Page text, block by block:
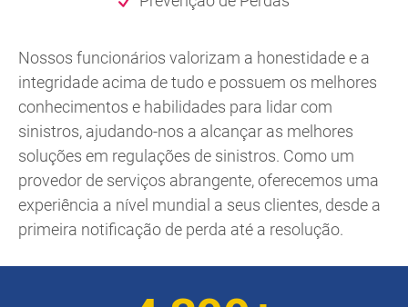
Nossos funcionários valorizam a honestidade e a
integridade acima de tudo e possuem os melhores
conhecimentos e habilidades para lidar com
sinistros, ajudando-nos a alcançar as melhores
soluções em regulações de sinistros. Como um
provedor de serviços abrangente, oferecemos uma
experiência a nível mundial a seus clientes, desde a
primeira notificação de perda até a resolução.